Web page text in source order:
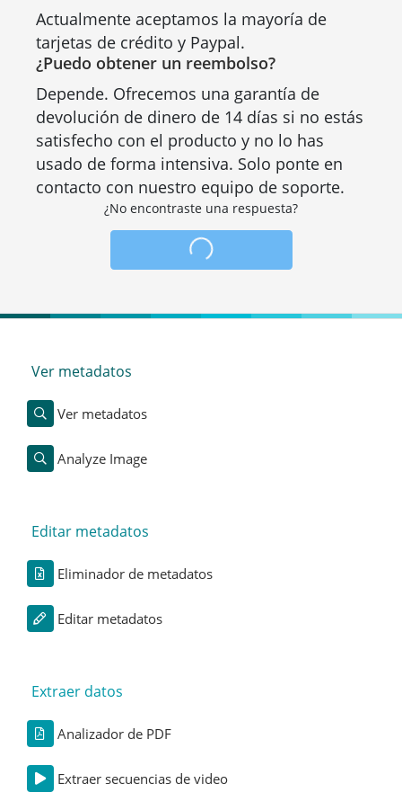
Actualmente aceptamos la mayoría de
tarjetas de crédito y Paypal.
¿Puedo obtener un reembolso?
Depende. Ofrecemos una garantía de
devolución de dinero de 14 días si no estás
satisfecho con el producto y no lo has
usado de forma intensiva. Solo ponte en
contacto con nuestro equipo de soporte.
¿No encontraste una respuesta?
Ver metadatos
Ver metadatos
Analyze Image
Editar metadatos
Eliminador de metadatos
Editar metadatos
Extraer datos
Analizador de PDF
Extraer secuencias de video